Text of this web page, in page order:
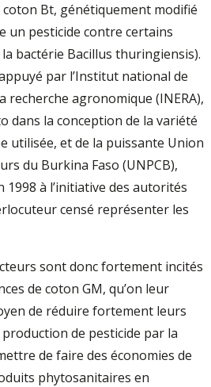
Bt, génétiquement modifié
un pesticide contre certains
bactérie Bacillus thuringiensis).
par l’Institut national de
recherche agronomique (INERA),
dans la conception de la variété
utilisée, et de la puissante Union
du Burkina Faso (UNPCB),
à l’initiative des autorités
censé représenter les
sont donc fortement incités
de coton GM, qu’on leur
de réduire fortement leurs
de pesticide par la
de faire des économies de
phytosanitaires en